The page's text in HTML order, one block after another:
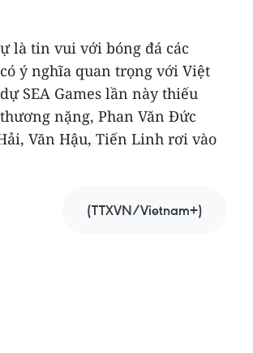
là tin vui với bóng đá các
ý nghĩa quan trọng với Việt
SEA Games lần này thiếu
nặng, Phan Văn Đức
Văn Hậu, Tiến Linh rơi vào
(TTXVN/Vietnam+)